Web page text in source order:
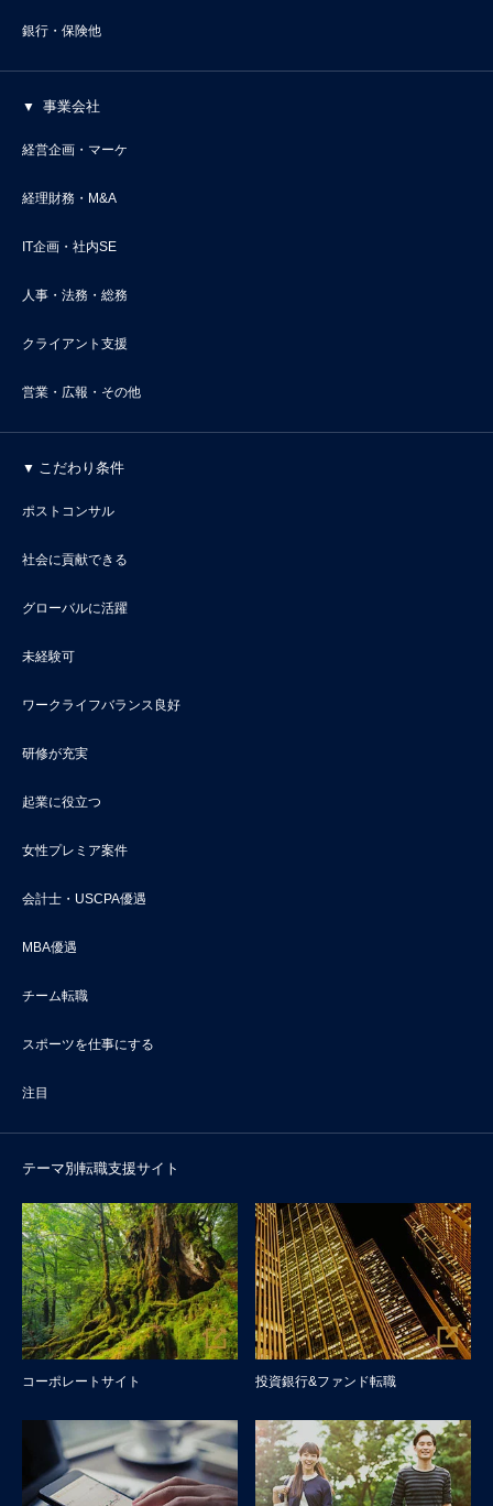
銀行・保険他
事業会社
経営企画・マーケ
経理財務・M&A
IT企画・社内SE
人事・法務・総務
クライアント支援
営業・広報・その他
こだわり条件
ポストコンサル
社会に貢献できる
グローバルに活躍
未経験可
ワークライフバランス良好
研修が充実
起業に役立つ
女性プレミア案件
会計士・USCPA優遇
MBA優遇
チーム転職
スポーツを仕事にする
注目
テーマ別転職支援サイト
コーポレートサイト 投資銀行&ファンド転職